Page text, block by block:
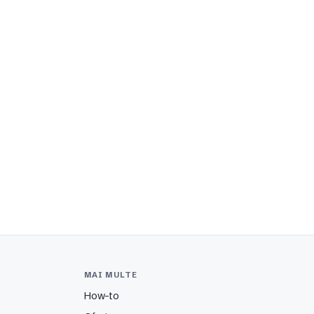
MAI MULTE
How-to